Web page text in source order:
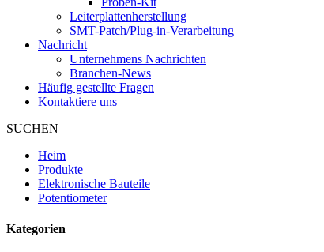
Leiterplattenherstellung
SMT-Patch/Plug-in-Verarbeitung
Nachricht
Unternehmens Nachrichten
Branchen-News
Häufig gestellte Fragen
Kontaktiere uns
SUCHEN
Heim
Produkte
Elektronische Bauteile
Potentiometer
Kategorien